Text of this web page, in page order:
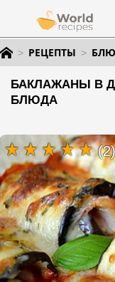
РЕЦЕПТЫ
БАКЛАЖАНЫ В
БЛЮДА
(2)